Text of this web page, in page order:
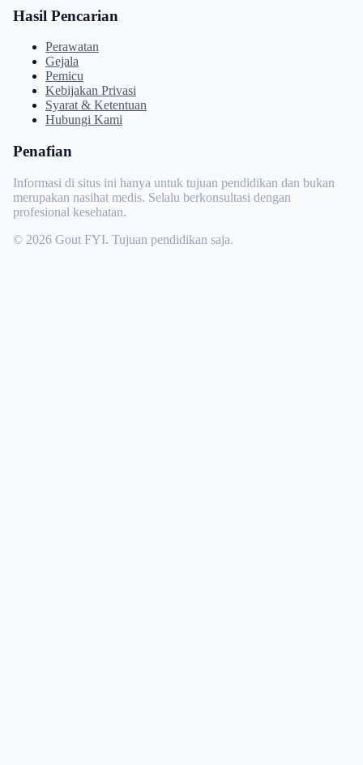
Hasil Pencarian
Perawatan
Gejala
Pemicu
Kebijakan Privasi
Syarat & Ketentuan
Hubungi Kami
Penafian
Informasi di situs ini hanya untuk tujuan pendidikan dan bukan
merupakan nasihat medis. Selalu berkonsultasi dengan
profesional kesehatan.
© 2026 Gout FYI. Tujuan pendidikan saja.